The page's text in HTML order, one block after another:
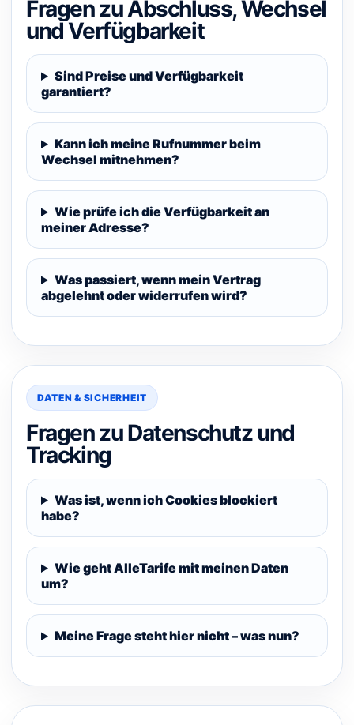
Fragen zu Abschluss, Wechsel
und Verfügbarkeit
Sind Preise und Verfügbarkeit
garantiert?
Kann ich meine Rufnummer beim
Wechsel mitnehmen?
Wie prüfe ich die Verfügbarkeit an
meiner Adresse?
Was passiert, wenn mein Vertrag
abgelehnt oder widerrufen wird?
DATEN & SICHERHEIT
Fragen zu Datenschutz und
Tracking
Was ist, wenn ich Cookies blockiert
habe?
Wie geht AlleTarife mit meinen Daten
um?
Meine Frage steht hier nicht – was nun?